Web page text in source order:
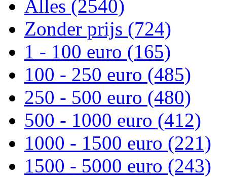
Alles (2540)
Zonder prijs (724)
1 - 100 euro (165)
100 - 250 euro (485)
250 - 500 euro (480)
500 - 1000 euro (412)
1000 - 1500 euro (221)
1500 - 5000 euro (243)